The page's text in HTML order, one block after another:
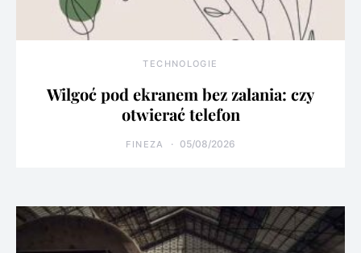
TECHNOLOGIE
Wilgoć pod ekranem bez zalania: czy
otwierać telefon
FINEZA 05/08/2026